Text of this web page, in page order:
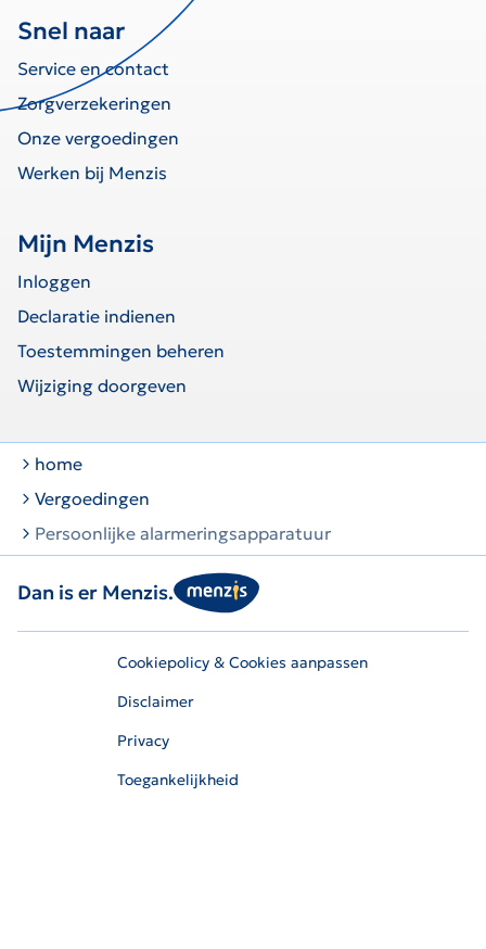
Snel naar
Service en contact
Zorgverzekeringen
Onze vergoedingen
Werken bij Menzis
Mijn Menzis
Inloggen
Declaratie indienen
Toestemmingen beheren
Wijziging doorgeven
home
Vergoedingen
Persoonlijke alarmeringsapparatuur
Dan is er Menzis.
Cookiepolicy & Cookies aanpassen
Disclaimer
Privacy
Toegankelijkheid